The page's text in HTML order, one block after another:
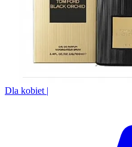
Dla kobiet |